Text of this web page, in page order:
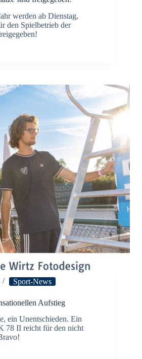
werden ab Dienstag,
den Spielbetrieb der
Sport-News
Aufstieg
ein Unentschieden. Ein
78 II reicht für den nicht